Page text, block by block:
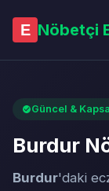
E Nöbetçi
Güncel &
Burdur
Burdur'daki